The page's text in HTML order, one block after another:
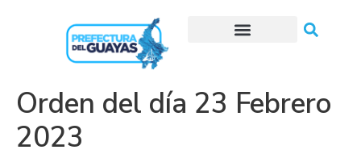
Orden del día 23 Febrero
2023